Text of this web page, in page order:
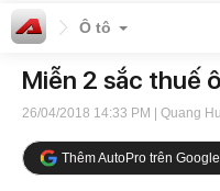
Ô tô
Miễn 2 sắc thuế
26/04/2018 14:33 PM | Quang
Thêm AutoPro trên Google